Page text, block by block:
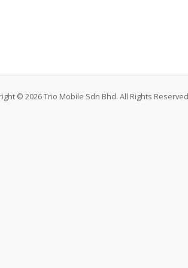
© 2026 Trio Mobile Sdn Bhd. All Rights